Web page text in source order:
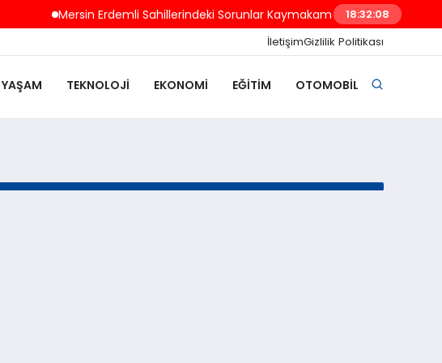
Mersin Erdemli Sahillerindeki Sorunlar Kaymakam Tetikoğlu’na İletildi
18:32:08
İletişimGizlilik Politikası
YAŞAM TEKNOLOJI EKONOMI EĞITIM OTOMOBIL